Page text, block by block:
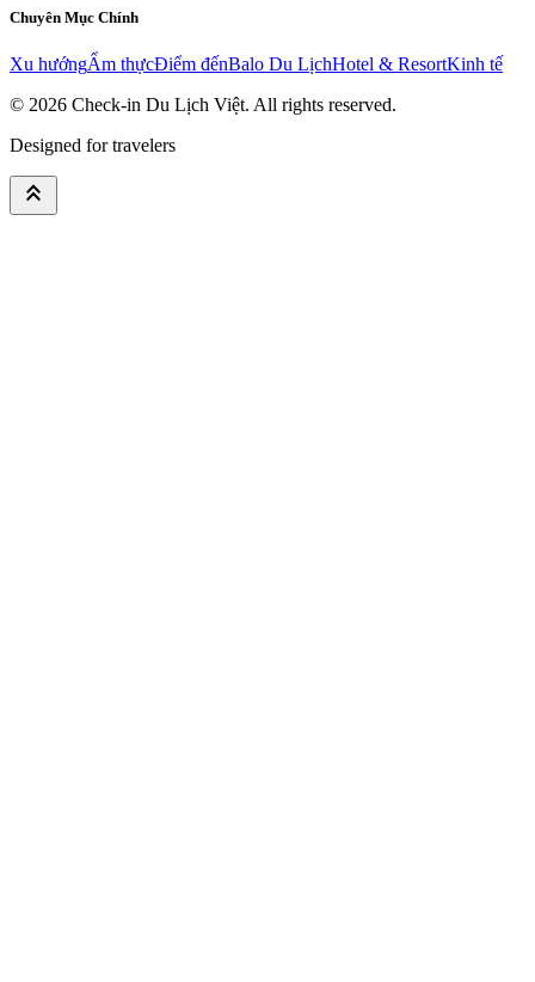
Chuyên Mục Chính
Xu hướngẨm thựcĐiểm đếnBalo Du LịchHotel & ResortKinh tế
© 2026 Check-in Du Lịch Việt. All rights reserved.
Designed for travelers
keyboard_double_arrow_up